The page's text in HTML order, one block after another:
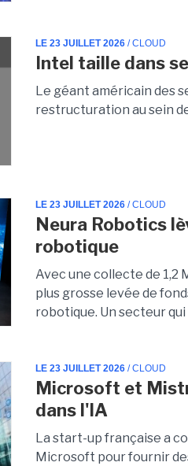
LE 23 JUILLET 2026 / CLOUD
Intel taille dans
Le géant américain des
restructuration au sein
LE 23 JUILLET 2026 / CLOUD
Neura Robotics
robotique
Avec une collecte de 1,2
plus grosse levée de
robotique. Un secteur
LE 23 JUILLET 2026 / CLOUD
Microsoft et
dans l'IA
La start-up française a
Microsoft pour fournir